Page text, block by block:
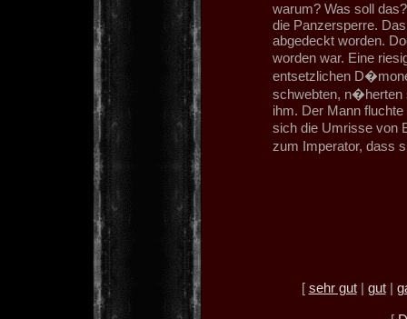
warum? Was soll
die Panzersperre.
abgedeckt worden.
worden war. Eine
entsetzlichen
schwebten, n�herten
ihm. Der Mann
sich die Umrisse von
zum Imperator, dass
[ sehr gut| gut|